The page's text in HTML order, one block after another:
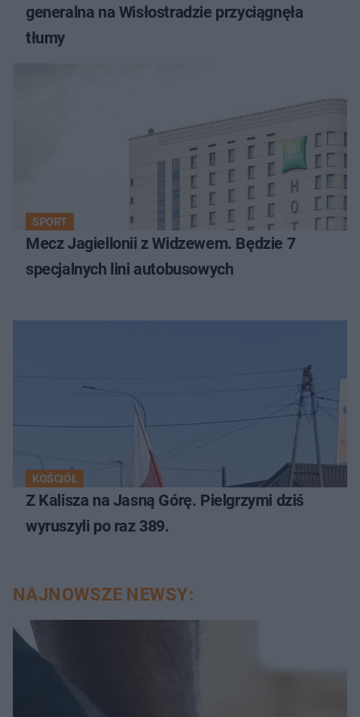
generalna na Wisłostradzie przyciągnęła
tłumy
SPORT
Mecz Jagiellonii z Widzewem. Będzie 7
specjalnych lini autobusowych
KOŚCIÓŁ
Z Kalisza na Jasną Górę. Pielgrzymi dziś
wyruszyli po raz 389.
NAJNOWSZE NEWSY: